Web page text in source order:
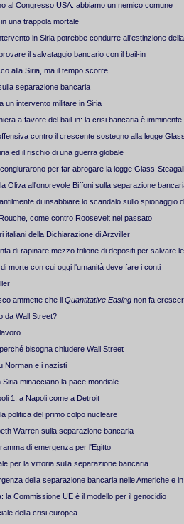
al Congresso USA: abbiamo un nemico comune
una trappola mortale
in Siria potrebbe condurre all'estinzione
il salvataggio bancario con il bail-in
alla Siria, ma il tempo scorre
separazione bancaria
un intervento militare in Siria
a favore del bail-in: la crisi bancaria è imminente
contro il crescente sostegno alla legge
ed il rischio di una guerra globale
per far abrogare la legge Glass-Steagall
Oliva all'onorevole Biffoni sulla separazione
di insabbiare lo scandalo sullo spionaggio
come contro Roosevelt nel passato
italiani della Dichiarazione di Arzviller
di rapinare mezzo trilione di depositi per salvare
morte con cui oggi l'umanità deve fare i conti
ammette che il Quantitative Easingnon fa
da Wall Street?
bisogna chiudere Wall Street
Norman e i nazisti
minacciano la pace mondiale
1: a Napoli come a Detroit
politica del primo colpo nucleare
Warren sulla separazione bancaria
di emergenza per l'Egitto
per la vittoria sulla separazione bancaria
della separazione bancaria nelle Americhe e
la Commissione UE è il modello per il genocidio
della crisi europea